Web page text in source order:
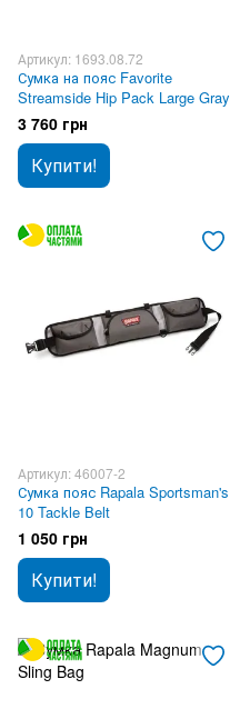
Артикул: 1693.08.72
Сумка на пояс Favorite
Streamside Hip Pack Large Gray
3 760 грн
Купити!
Артикул: 46007-2
Сумка пояс Rapala Sportsman's
10 Tackle Belt
1 050 грн
Купити!